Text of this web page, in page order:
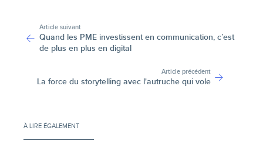
Article suivant
Quand les PME investissent en communication, c’est
de plus en plus en digital
Article précédent
La force du storytelling avec l'autruche qui vole
À LIRE ÉGALEMENT